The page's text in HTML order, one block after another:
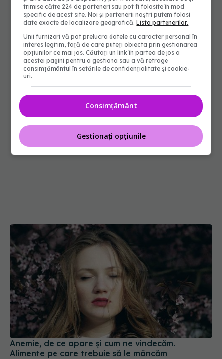
Anemie, de ce apare și cum ne vindecăm.
Alimente pe care trebuie să le mâncăm
trimise către 224 de parteneri sau pot fi folosite în mod
specific de acest site. Noi și partenerii noștri putem folosi
date exacte de localizare geografică.Lista partenerilor.
Unii furnizori vă pot prelucra datele cu caracter personal în
interes legitim, față de care puteți obiecta prin gestionarea
opțiunilor de mai jos. Căutați un link în partea de jos a
acestei pagini pentru a gestiona sau a vă retrage
consimțământul în setările de confidențialitate și cookie-
uri.
Consimțământ
Gestionați opțiunile